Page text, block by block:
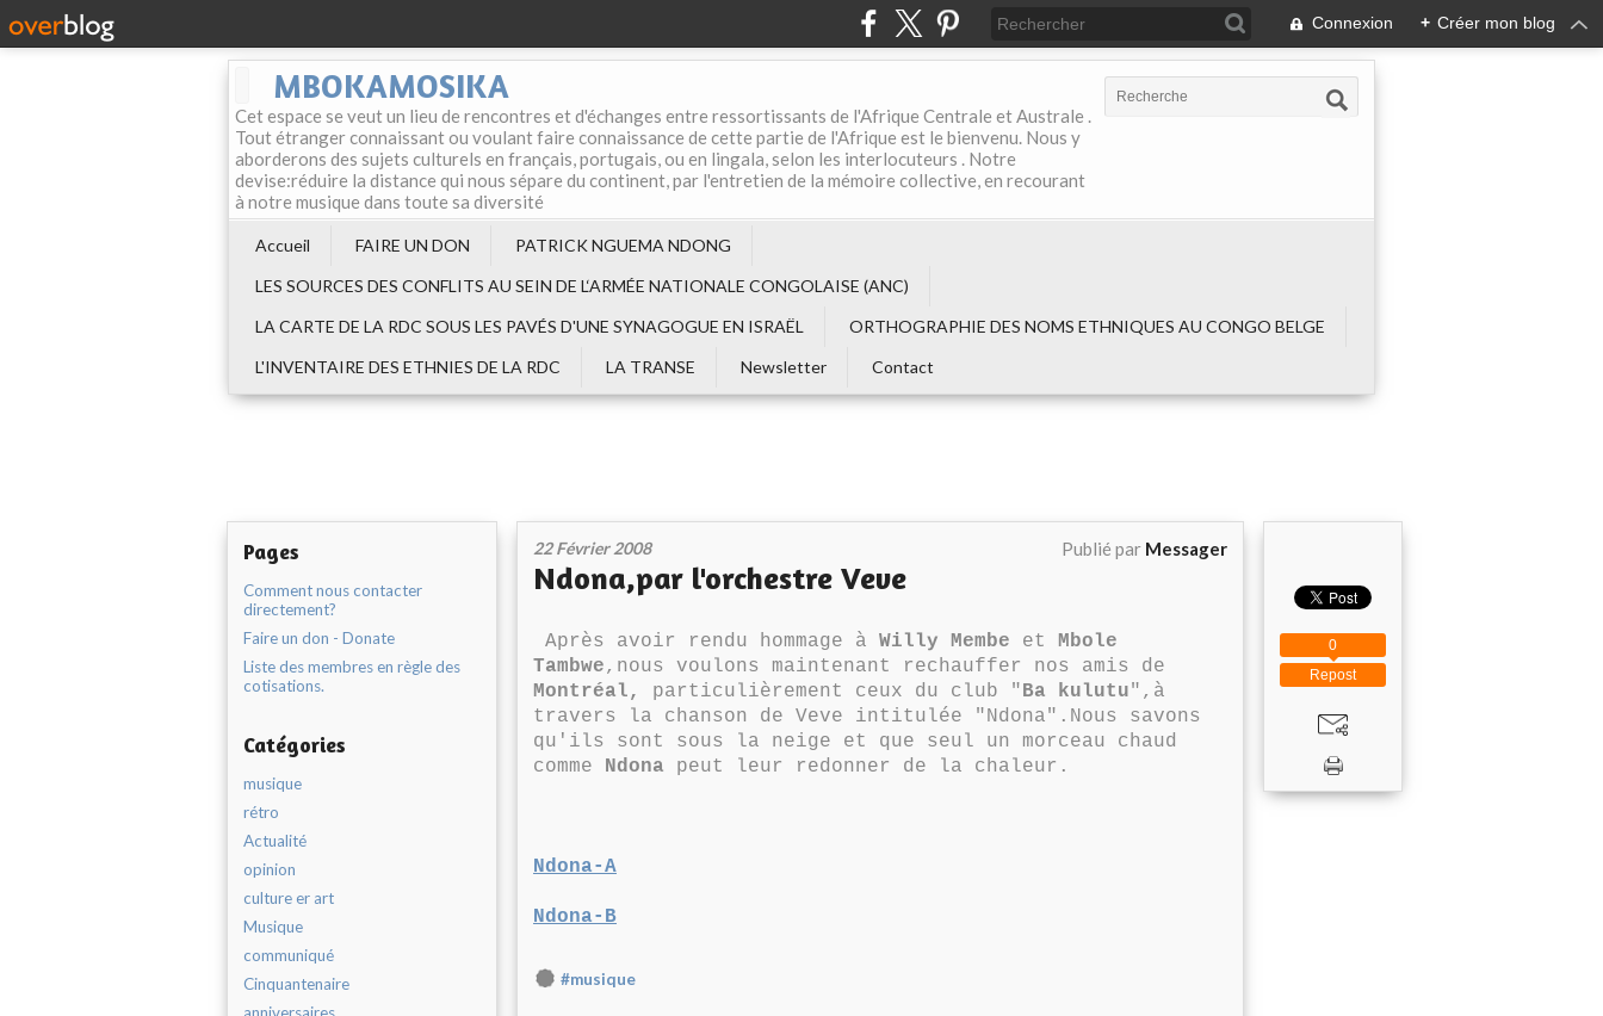
Connexion + Créer mon blog
MBOKAMOSIKA
Cet espace se veut un lieu de rencontres et d'échanges entre ressortissants de l'Afrique Centrale et Australe .
Tout étranger connaissant ou voulant faire connaissance de cette partie de l'Afrique est le bienvenu. Nous y
aborderons des sujets culturels en français, portugais, ou en lingala, selon les interlocuteurs . Notre
devise:réduire la distance qui nous sépare du continent, par l'entretien de la mémoire collective, en recourant
à notre musique dans toute sa diversité
Accueil FAIRE UN DON
PATRICK NGUEMA NDONG
LES SOURCES DES CONFLITS AU SEIN DE L‘ARMÉE NATIONALE CONGOLAISE (ANC)
LA CARTE DE LA RDC SOUS LES PAVÉS D'UNE SYNAGOGUE EN ISRAËL
ORTHOGRAPHIE DES NOMS ETHNIQUES AU CONGO BELGE
L'INVENTAIRE DES ETHNIES DE LA RDC
LA TRANSE Newsletter Contact
Pages
Comment nous contacter
directement?
Faire un don - Donate
Liste des membres en règle des
cotisations.
Catégories
musique
rétro
Actualité
opinion
culture er art
Musique
communiqué
Cinquantenaire
22 Février 2008 Publié par Messager
Ndona,par l'orchestre Veve
Après avoir rendu hommage à Willy Membe et Mbole
Tambwe,nous voulons maintenant rechauffer nos amis de
Montréal,
particulièrement ceux du club "Ba kulutu",à
travers la chanson de Veve intitulée "Ndona".Nous savons
qu'ils sont sous la neige et que seul un morceau chaud
comme Ndona peut leur redonner de la chaleur.
Ndona-A
Ndona-B
#musique
Repost
0